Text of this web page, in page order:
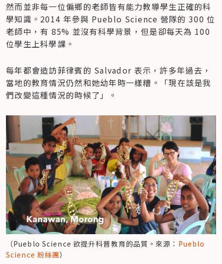
然而並非每一位偏鄉的老師皆有能力教導學生正確的科
學知識。2014 年參與 Pueblo Science 營隊的 300 位
老師中，有 85% 並沒有科學背景，但是卻每天為 100
位學生上科學課。
每年都會造訪菲律賓的 Salvador 表示，許多年過去，
當地的教育情況仍然和她幼年時一樣糟。「現在該是我
們改變這種情況的時候了」。
（Pueblo Science 欲提升科普教育的品質。來源： Pueblo
Science 粉絲團）